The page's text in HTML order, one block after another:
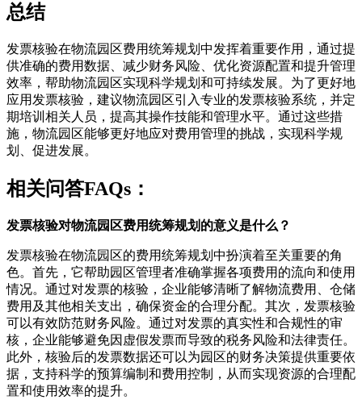
总结
发票核验在物流园区费用统筹规划中发挥着重要作用，通过提
供准确的费用数据、减少财务风险、优化资源配置和提升管理
效率，帮助物流园区实现科学规划和可持续发展。为了更好地
应用发票核验，建议物流园区引入专业的发票核验系统，并定
期培训相关人员，提高其操作技能和管理水平。通过这些措
施，物流园区能够更好地应对费用管理的挑战，实现科学规
划、促进发展。
相关问答FAQs：
发票核验对物流园区费用统筹规划的意义是什么？
发票核验在物流园区的费用统筹规划中扮演着至关重要的角
色。首先，它帮助园区管理者准确掌握各项费用的流向和使用
情况。通过对发票的核验，企业能够清晰了解物流费用、仓储
费用及其他相关支出，确保资金的合理分配。其次，发票核验
可以有效防范财务风险。通过对发票的真实性和合规性的审
核，企业能够避免因虚假发票而导致的税务风险和法律责任。
此外，核验后的发票数据还可以为园区的财务决策提供重要依
据，支持科学的预算编制和费用控制，从而实现资源的合理配
置和使用效率的提升。